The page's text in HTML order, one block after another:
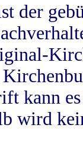
der
kann
wird